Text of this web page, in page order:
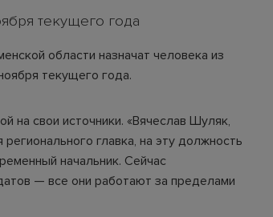
текущего года
области назначат человека из
текущего года.
на свои источники. «Вячеслав Шуляк,
главка, на эту должность
начальник. Сейчас
— все они работают за пределами